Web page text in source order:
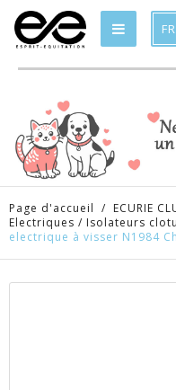
FR
Page d'accueil / ECURIE
Electriques / Isolateurs
electrique à visser N1984
Produit
Produit